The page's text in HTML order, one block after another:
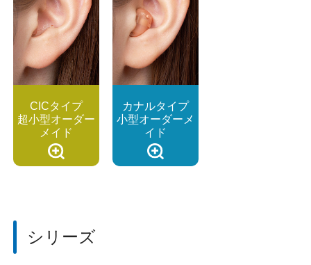
CICタイプ
超小型オーダー
メイド
カナルタイプ
小型オーダーメ
イド
シリーズ